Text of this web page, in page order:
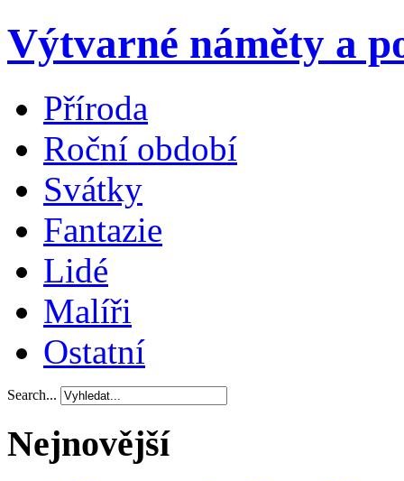
Výtvarné náměty a
Příroda
Roční období
Svátky
Fantazie
Lidé
Malíři
Ostatní
Search...
Nejnovější